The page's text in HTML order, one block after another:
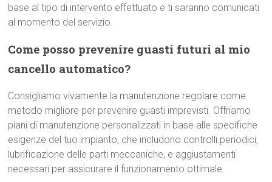
base al tipo di intervento effettuato e ti saranno comunicati
al momento del servizio.
Come posso prevenire guasti futuri al mio
cancello automatico?
Consigliamo vivamente la manutenzione regolare come
metodo migliore per prevenire guasti imprevisti. Offriamo
piani di manutenzione personalizzati in base alle specifiche
esigenze del tuo impianto, che includono controlli periodici,
lubrificazione delle parti meccaniche, e aggiustamenti
necessari per assicurare il funzionamento ottimale.